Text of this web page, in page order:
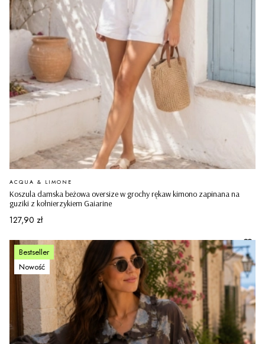
Koszula damska beżowa oversize w grochy rękaw kimono zapinana na
guziki z kołnierzykiem Gaiarine
PRODUCENT
ACQUA & LIMONE
Cena
127,90 zł
Bestseller
Nowość